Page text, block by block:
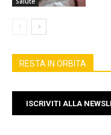
RESTA IN ORBITA
ISCRIVITI ALLA